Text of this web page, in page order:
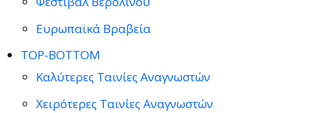
Ευρωπαϊκά Βραβεία
TOP-BOTTOM
Καλύτερες Ταινίες Αναγνωστών
Χειρότερες Ταινίες Αναγνωστών